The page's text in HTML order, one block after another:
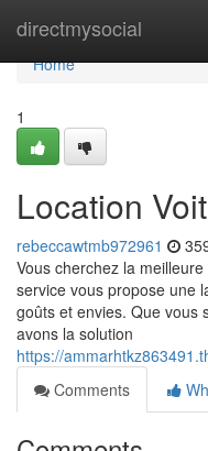
directmysocial
Home
Home
1
Location
rebeccawtmb972961
Vous cherchez la
service vous propose une
goûts et envies. Que vous
avons la solution
https://
Comments